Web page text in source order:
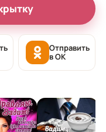
Отправить
в OK